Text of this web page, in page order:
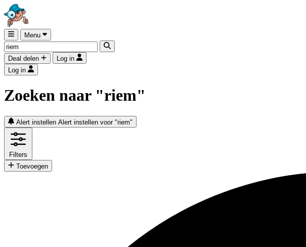
Menu
Deal delen
Log in
Log in
Zoeken naar "riem"
Alert instellen Alert instellen voor "riem"
Filters
Toevoegen